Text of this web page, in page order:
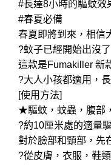
#長達8小時的驅蚊效
#春夏必備
春夏即將到來，相信
?蚊子已經開始出沒
這款是Fumakiller 新
?大人小孩都適用，
[使用方法]
★驅蚊，蚊蟲，腹部
?約10厘米處的適量
對於臉部和頸部，先
?從皮膚，衣服，鞋